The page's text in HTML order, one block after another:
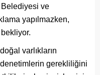
ve
yapılmazken,
bekliyor.
varlıkların
denetimlerin gerekliliğini